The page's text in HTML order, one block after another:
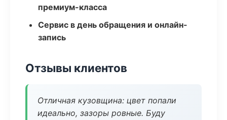
премиум-класса
Сервис в день обращения и онлайн-
запись
Отзывы клиентов
Отличная кузовщина: цвет попали
идеально, зазоры ровные. Буду